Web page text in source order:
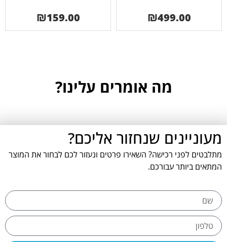
₪499.00
₪159.00
מה אומרים עלינו?
מעוניינים שנחזור אליכם?
מתלבטים לפני רכישה? השאירו פרטים ונעזור לכם לבחור את המוצר
המתאים ביותר עבורכם.